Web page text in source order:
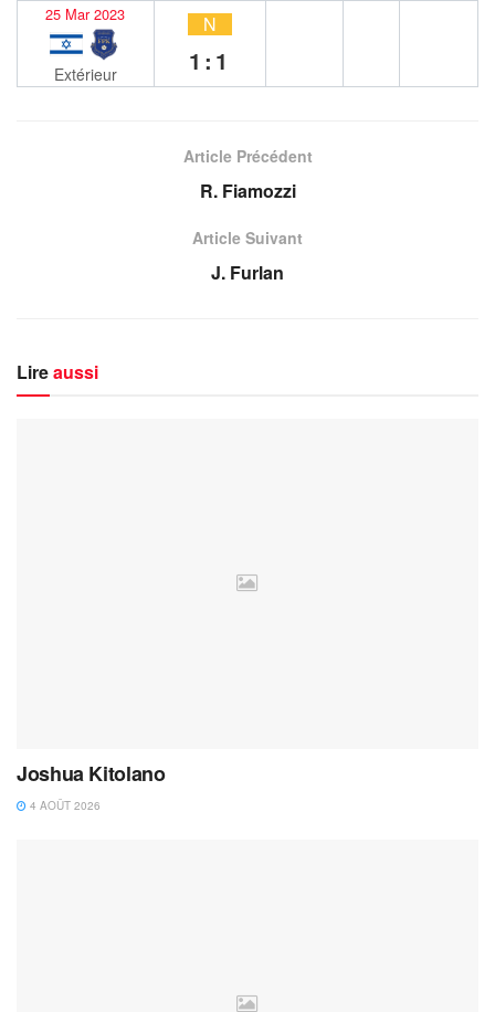
25 Mar 2023
Extérieur
N
1:1
Article Précédent
R. Fiamozzi
Article Suivant
J. Furlan
Lireaussi
Joshua Kitolano
4 AOÛT 2026